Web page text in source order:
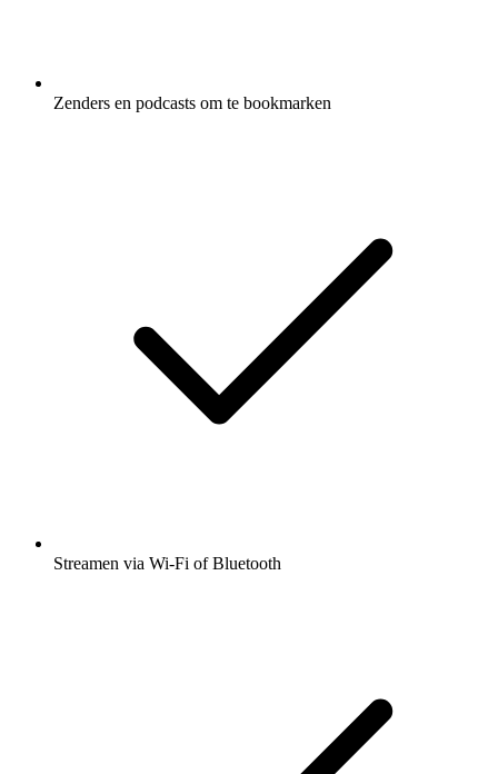
Zenders en podcasts om te bookmarken
Streamen via Wi-Fi of Bluetooth